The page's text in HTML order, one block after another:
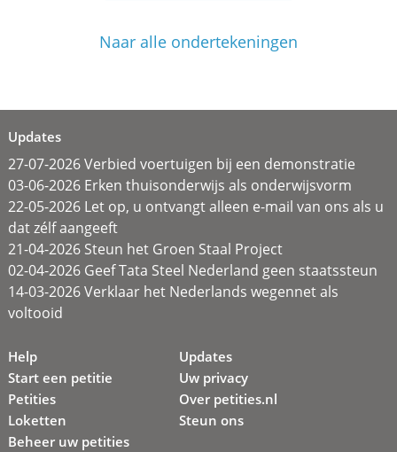
Naar alle ondertekeningen
Updates
27-07-2026 Verbied voertuigen bij een demonstratie
03-06-2026 Erken thuisonderwijs als onderwijsvorm
22-05-2026 Let op, u ontvangt alleen e-mail van ons als u
dat zélf aangeeft
21-04-2026 Steun het Groen Staal Project
02-04-2026 Geef Tata Steel Nederland geen staatssteun
14-03-2026 Verklaar het Nederlands wegennet als
voltooid
Help
Start een petitie
Petities
Loketten
Beheer uw petities
Updates
Uw privacy
Over petities.nl
Steun ons